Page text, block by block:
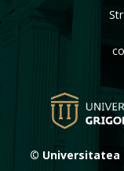
© Universitatea